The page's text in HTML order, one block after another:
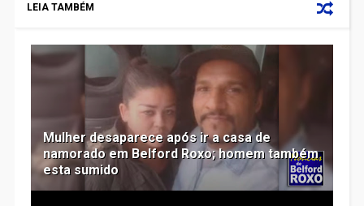
LEIA TAMBÉM
Mulher desaparece após ir a casa de
namorado em Belford Roxo; homem também
esta sumido